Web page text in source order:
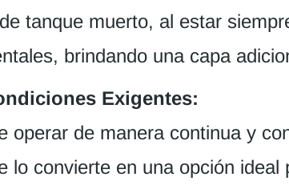
tanque muerto, al estar
brindando una capa
Exigentes:
operar de manera continua y
lo convierte en una opción